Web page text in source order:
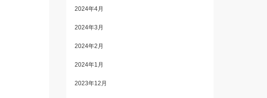
2024年4月
2024年3月
2024年2月
2024年1月
2023年12月